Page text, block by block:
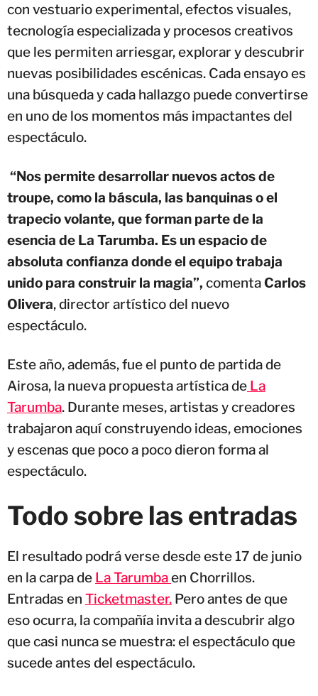
con vestuario experimental, efectos visuales,
tecnología especializada y procesos creativos
que les permiten arriesgar, explorar y descubrir
nuevas posibilidades escénicas. Cada ensayo es
una búsqueda y cada hallazgo puede convertirse
en uno de los momentos más impactantes del
espectáculo.
“Nos permite desarrollar nuevos actos de
troupe, como la báscula, las banquinas o el
trapecio volante, que forman parte de la
esencia de La Tarumba. Es un espacio de
absoluta confianza donde el equipo trabaja
unido para construir la magia”, comentaCarlos
Olivera, director artístico del nuevo
espectáculo.
Este año, además, fue el punto de partida de
Airosa, la nueva propuesta artística de La
Tarumba. Durante meses, artistas y creadores
trabajaron aquí construyendo ideas, emociones
y escenas que poco a poco dieron forma al
espectáculo.
Todo sobre las entradas
El resultado podrá verse desde este 17 de junio
en la carpa de La Tarumbaen Chorrillos.
Entradas en Ticketmaster. Pero antes de que
eso ocurra, la compañía invita a descubrir algo
que casi nunca se muestra: el espectáculo que
sucede antes del espectáculo.